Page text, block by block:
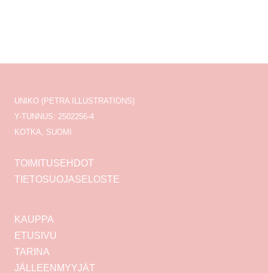
UNIKO (PETRA ILLUSTRATIONS)
Y-TUNNUS: 2502256-4
KOTKA, SUOMI
TOIMITUSEHDOT
TIETOSUOJASELOSTE
KAUPPA
ETUSIVU
TARINA
JÄLLEENMYYJÄT